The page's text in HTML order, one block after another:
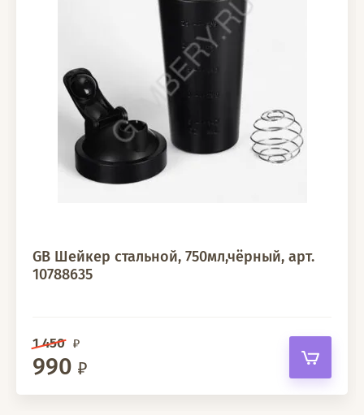
GB Шейкер стальной, 750мл,чёрный, арт.
10788635
1 450
990